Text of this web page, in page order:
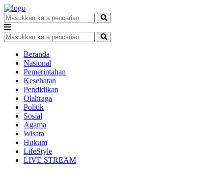
Beranda
Nasional
Pemerintahan
Kesehatan
Pendidikan
Olahraga
Politik
Sosial
Agama
Wisata
Hukum
LifeStyle
LIVE STREAM